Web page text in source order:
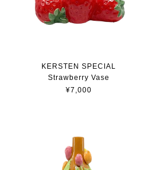
KERSTEN SPECIAL
Strawberry Vase
¥7,000